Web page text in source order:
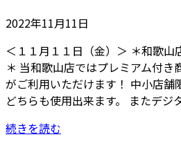
2022年11月11日
＜１１月１１日（金）＞ ＊和歌山
＊ 当和歌山店ではプレミアム付き
がご利用いただけます！ 中小店舗
どちらも使用出来ます。 またデ
続きを読む